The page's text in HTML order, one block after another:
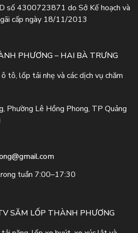
số 4300723871 do Sở Kế hoạch và
cấp ngày 18/11/2013
PHƯƠNG – HAI BÀ TRƯNG
tô, lốp tải nhẹ và các dịch vụ chăm
Phường Lê Hồng Phong, TP Quảng
tuần 7:00–17:30
SĂM LỐP THÀNH PHƯƠNG